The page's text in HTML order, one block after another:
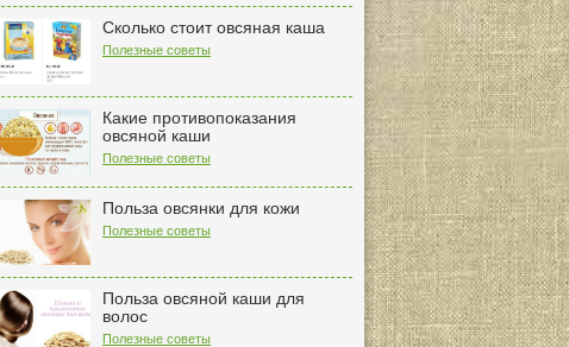
Сколько стоит овсяная каша
Полезные советы
Какие противопоказания
овсяной каши
Полезные советы
Польза овсянки для кожи
Полезные советы
Польза овсяной каши для
волос
Полезные советы